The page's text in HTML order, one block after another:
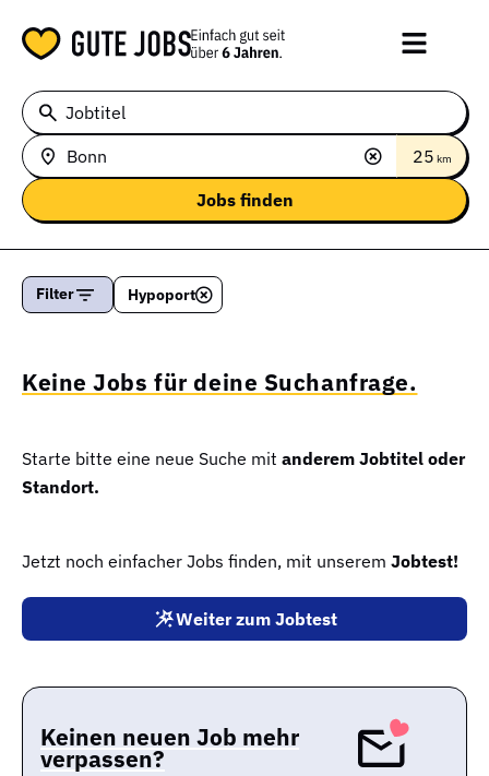
Jobtitel
25 km
Filter Hypoport
Keine Jobs für deine Suchanfrage.
Starte bitte eine neue Suche mit anderem Jobtitel oder
Standort.
Jetzt noch einfacher Jobs finden, mit unserem Jobtest!
Weiter zum Jobtest
Keinen neuen Job mehr
verpassen?